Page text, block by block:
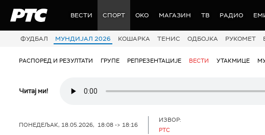
РТС ВЕСТИ СПОРТ OKO МАГАЗИН ТВ РАДИО
ФУДБАЛ МУНДИЈАЛ 2026 КОШАРКА ТЕНИС ОДБОЈКА РУКОМЕТ
РАСПОРЕД И РЕЗУЛТАТИ ГРУПЕ РЕПРЕЗЕНТАЦИЈЕ ВЕСТИ УТАКМИЦЕ
Читај ми!
ПОНЕДЕЉАК, 18.05.2026, 18:08 -> 18:16
ИЗВОР:
РТС